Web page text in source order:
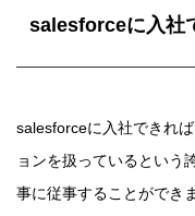
salesforceに入社
salesforceに入社できれ
ョンを扱っているという
事に従事することができ